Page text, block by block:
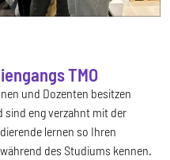
TMO
und Dozenten besitzen
sind eng verzahnt mit der
lernen so Ihren
des Studiums kennen.